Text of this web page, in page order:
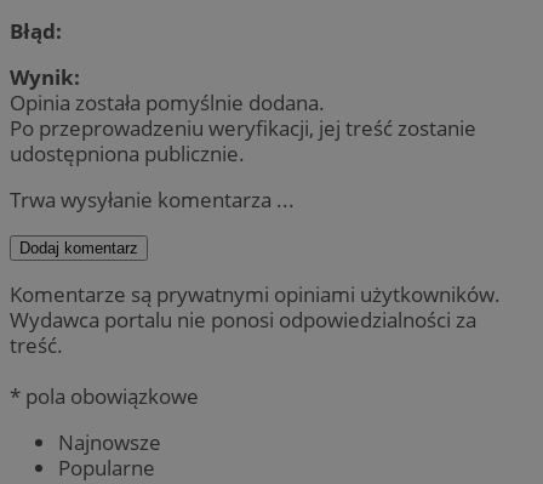
Błąd:
Wynik:
Opinia została pomyślnie dodana.
Po przeprowadzeniu weryfikacji, jej treść zostanie
udostępniona publicznie.
Trwa wysyłanie komentarza ...
Dodaj komentarz
Komentarze są prywatnymi opiniami użytkowników.
Wydawca portalu nie ponosi odpowiedzialności za
treść.
* pola obowiązkowe
Najnowsze
Popularne